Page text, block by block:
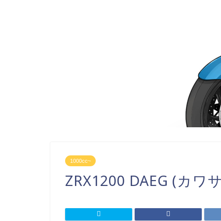
1000cc~
ZRX1200 DAEG (カワ